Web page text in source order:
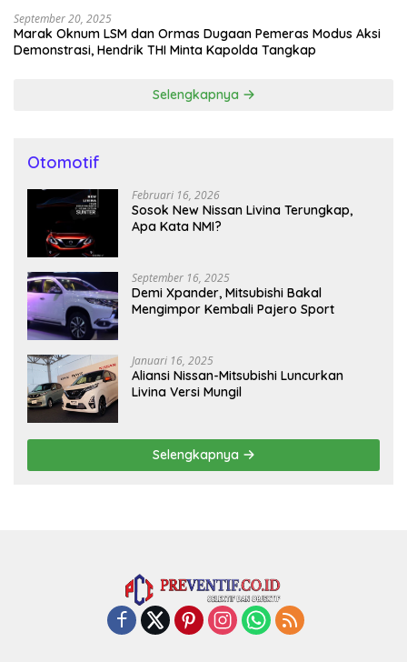
September 20, 2025
Marak Oknum LSM dan Ormas Dugaan Pemeras Modus Aksi
Demonstrasi, Hendrik THI Minta Kapolda Tangkap
Selengkapnya
Otomotif
Februari 16, 2026
Sosok New Nissan Livina Terungkap,
Apa Kata NMI?
September 16, 2025
Demi Xpander, Mitsubishi Bakal
Mengimpor Kembali Pajero Sport
Januari 16, 2025
Aliansi Nissan-Mitsubishi Luncurkan
Livina Versi Mungil
Selengkapnya